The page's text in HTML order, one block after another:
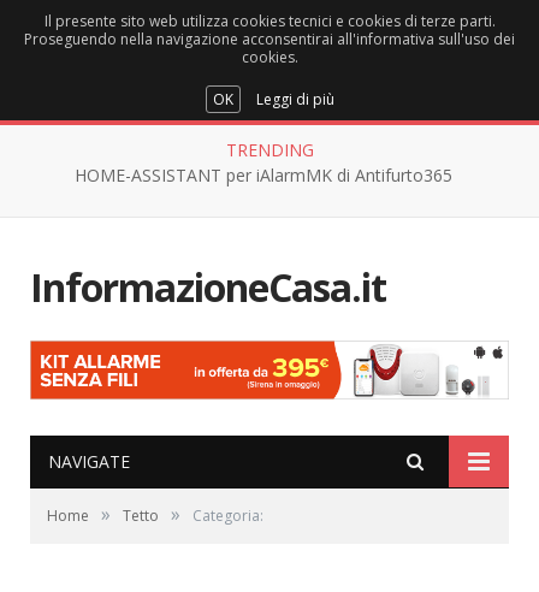
Il presente sito web utilizza cookies tecnici e cookies di terze parti.
Proseguendo nella navigazione acconsentirai all'informativa sull'uso dei
cookies.
OK Leggi di più
TRENDING
HOME-ASSISTANT per iAlarmMK di Antifurto365
InformazioneCasa.it
NAVIGATE
Home » Tetto » Categoria: